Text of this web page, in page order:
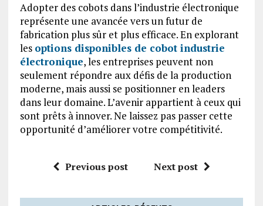
Adopter des cobots dans l’industrie électronique
représente une avancée vers un futur de
fabrication plus sûr et plus efficace. En explorant
les options disponibles de cobot industrie
électronique, les entreprises peuvent non
seulement répondre aux défis de la production
moderne, mais aussi se positionner en leaders
dans leur domaine. L’avenir appartient à ceux qui
sont prêts à innover. Ne laissez pas passer cette
opportunité d’améliorer votre compétitivité.
Previous post Next post